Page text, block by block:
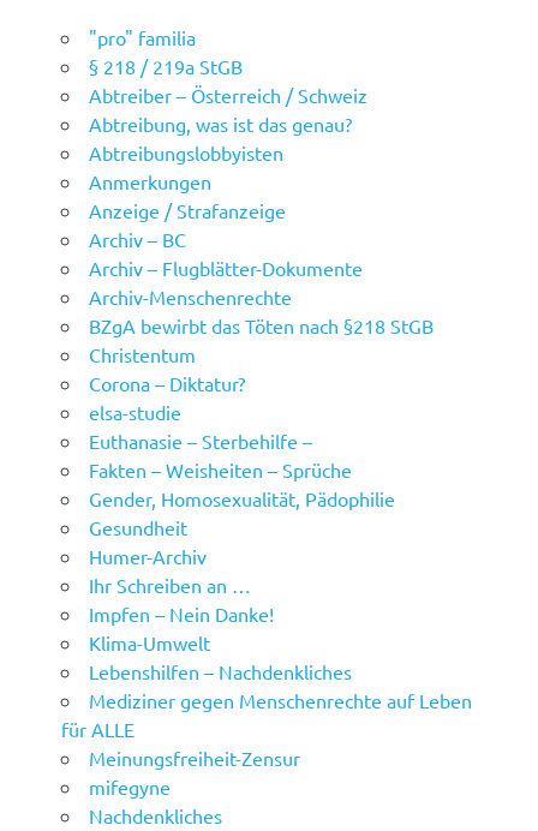
"pro" familia
§ 218 / 219a StGB
Abtreiber – Österreich / Schweiz
Abtreibung, was ist das genau?
Abtreibungslobbyisten
Anmerkungen
Anzeige / Strafanzeige
Archiv – BC
Archiv – Flugblätter-Dokumente
Archiv-Menschenrechte
BZgA bewirbt das Töten nach §218 StGB
Christentum
Corona – Diktatur?
elsa-studie
Euthanasie – Sterbehilfe –
Fakten – Weisheiten – Sprüche
Gender, Homosexualität, Pädophilie
Gesundheit
Humer-Archiv
Ihr Schreiben an …
Impfen – Nein Danke!
Klima-Umwelt
Lebenshilfen – Nachdenkliches
Mediziner gegen Menschenrechte auf Leben
für ALLE
Meinungsfreiheit-Zensur
mifegyne
Nachdenkliches